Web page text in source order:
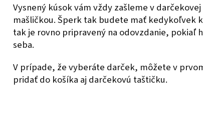
Vysnený kúsok vám vždy zašleme v
mašličkou. Šperk tak budete mať kedykoľvek
tak je rovno pripravený na odovzdanie, pokiaľ
seba.
V prípade, že vyberáte darček, môžete v
pridať do košíka aj darčekovú taštičku.